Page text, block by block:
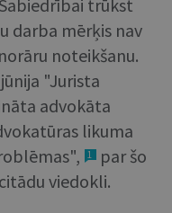
trūkst
darba mērķis nav
noteikšanu.
"Jurista
advokāta
likuma
1
par šo
viedokli.